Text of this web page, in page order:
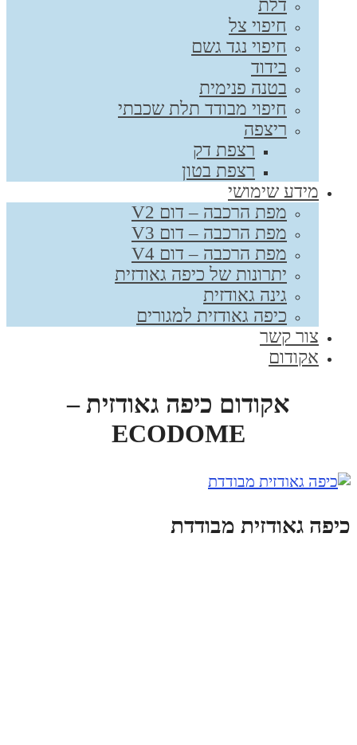
דלת
חיפוי צל
חיפוי נגד גשם
בידוד
בטנה פנימית
חיפוי מבודד תלת שכבתי
ריצפה
רצפת דק
רצפת בטון
מידע שימושי
מפת הרכבה – דום V2
מפת הרכבה – דום V3
מפת הרכבה – דום V4
יתרונות של כיפה גאודזית
גינה גאודזית
כיפה גאודזית למגורים
צור קשר
אקודום
אקודום כיפה גאודזית –
ECODOME
גאודזית מבודדת